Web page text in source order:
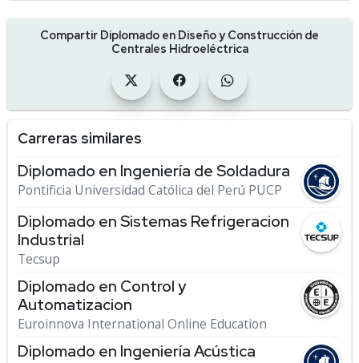
Compartir Diplomado en Diseño y Construcción de
Centrales Hidroeléctrica
Carreras similares
Diplomado en Ingeniería de Soldadura
Pontificia Universidad Católica del Perú PUCP
Diplomado en Sistemas Refrigeracion
Industrial
Tecsup
Diplomado en Control y
Automatizacion
Euroinnova International Online Education
Diplomado en Ingeniería Acústica